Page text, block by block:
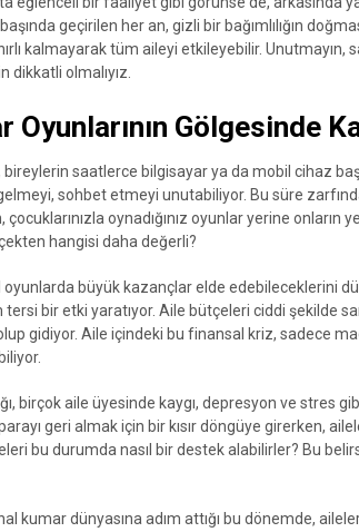
geçirilen her an, gizli bir bağımlılığın
kalmayarak tüm aileyi etkileyebilir. Unutmayın,
olmalıyız.
Oyunlarının Gölgesinde
bireylerin saatlerce bilgisayar ya da mobil cihaz
sohbet etmeyi unutabiliyor. Bu süre
çocuklarınızla oynadığınız oyunlar yerine
hangisi daha değerli?
oyunlarda büyük kazançlar elde edebileceklerini
bir etki yaratıyor. Aile bütçeleri ciddi şekilde
gidiyor. Aile içindeki bu finansal kriz, sadece
birçok aile üyesinde kaygı, depresyon ve stres
geri almak için bir kısır döngüye girerken,
bu durumda nasıl bir destek alabilirler? Bu
kumar dünyasına adım attığı bu dönemde,